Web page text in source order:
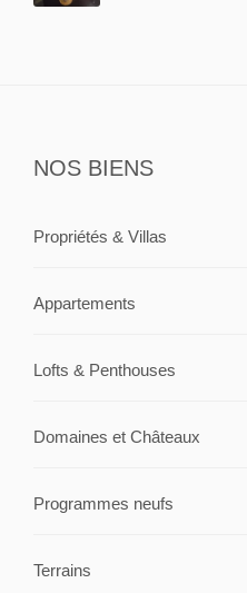
NOS BIENS
Propriétés & Villas
Appartements
Lofts & Penthouses
Domaines et Châteaux
Programmes neufs
Terrains